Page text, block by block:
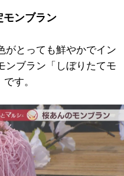
ンブラン
とっても鮮やかでイン
ブラン「しぼりたてモ
す。